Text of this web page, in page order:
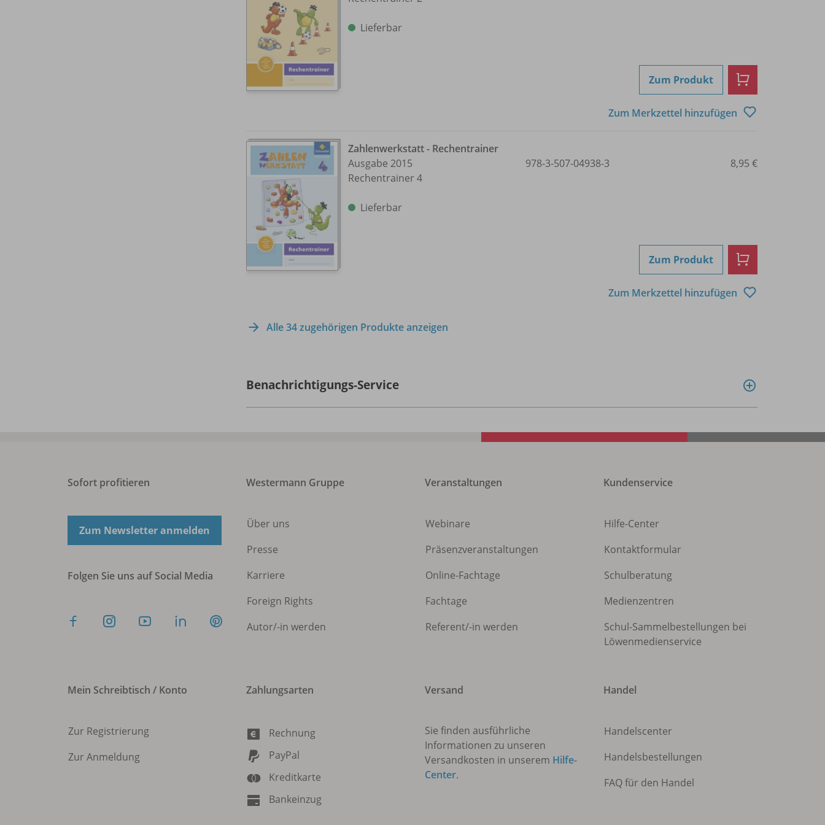
Lieferbar
Zum Produkt
Zum Merkzettel hinzufügen
Zahlenwerkstatt - Rechentrainer
Ausgabe 2015
Rechentrainer 4
Lieferbar
978-3-507-04938-3 8,95 €
Zum Produkt
Zum Merkzettel hinzufügen
Alle 34 zugehörigen Produkte anzeigen
Benachrichtigungs-Service
Sofort profitieren
Zum Newsletter anmelden
Folgen Sie uns auf Social Media
Westermann Gruppe
Über uns
Presse
Karriere
Foreign Rights
Autor/-in werden
Veranstaltungen
Webinare
Präsenzveranstaltungen
Online-Fachtage
Fachtage
Referent/-in werden
Kundenservice
Hilfe-Center
Kontaktformular
Schulberatung
Medienzentren
Schul-Sammelbestellungen bei
Löwenmedienservice
Mein Schreibtisch / Konto
Zur Registrierung
Zur Anmeldung
Zahlungsarten
Rechnung
PayPal
Kreditkarte
Bankeinzug
Versand
Sie finden ausführliche
Informationen zu unseren
Versandkosten in unserem Hilfe-
Center.
Handel
Handelscenter
Handelsbestellungen
FAQ für den Handel